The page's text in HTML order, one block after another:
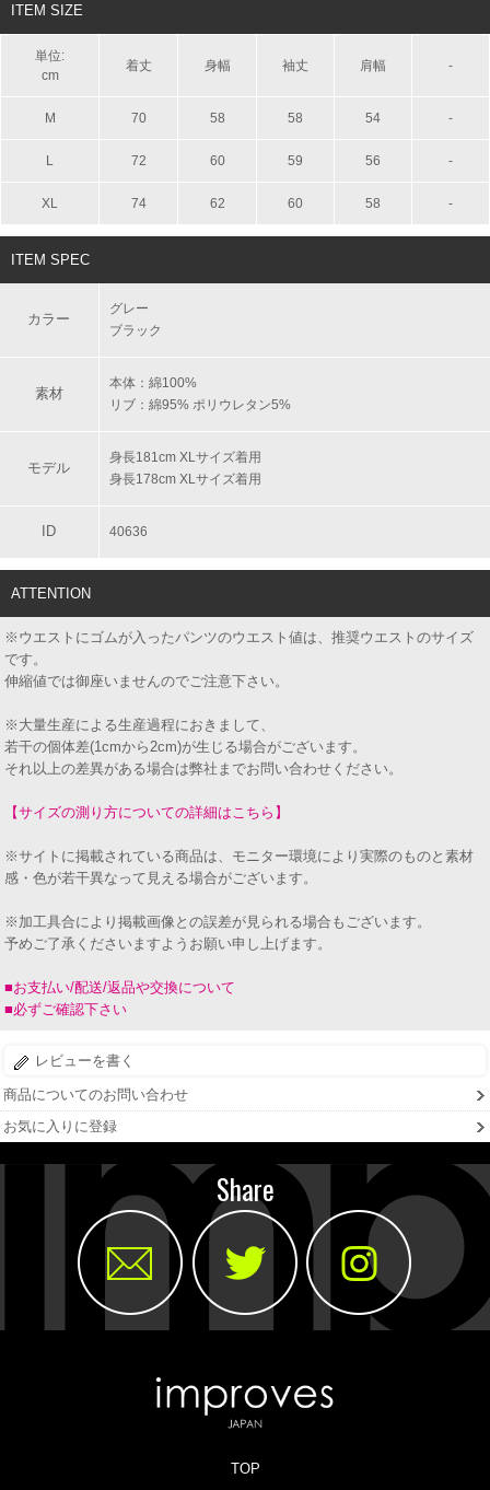
ITEM SIZE
単位:
cm
着丈 身幅 袖丈 肩幅 -
M 70 58 58 54 -
L 72 60 59 56 -
XL 74 62 60 58 -
ITEM SPEC
カラー
グレー
ブラック
素材
本体：綿100%
リブ：綿95% ポリウレタン5%
モデル
身長181cm XLサイズ着用
身長178cm XLサイズ着用
ID 40636
ATTENTION
※ウエストにゴムが入ったパンツのウエスト値は、推奨ウエストのサイズ
です。
伸縮値では御座いませんのでご注意下さい。
※大量生産による生産過程におきまして、
若干の個体差(1cmから2cm)が生じる場合がございます。
それ以上の差異がある場合は弊社までお問い合わせください。
【サイズの測り方についての詳細はこちら】
※サイトに掲載されている商品は、モニター環境により実際のものと素材
感・色が若干異なって見える場合がございます。
※加工具合により掲載画像との誤差が見られる場合もございます。
予めご了承くださいますようお願い申し上げます。
■お支払い/配送/返品や交換について
■必ずご確認下さい
レビューを書く
商品についてのお問い合わせ
お気に入りに登録
Share
TOP